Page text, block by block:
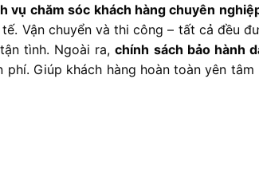
vụ chămsóc khách hàngchuyên
tế. Vận chuyển vàthicông – tất cả đều
tận tình. Ngoài ra,chính sách bảo hành
phí. Giúp khách hàng hoàntoànyên tâm